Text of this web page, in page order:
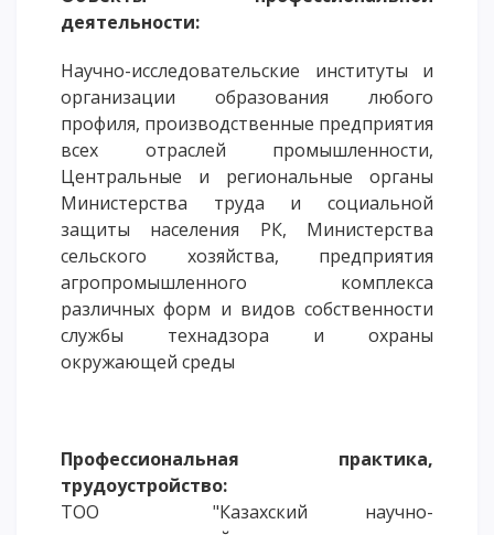
деятельности:
Научно-исследовательские институты и
организации образования любого
профиля, производственные предприятия
всех отраслей промышленности,
Центральные и региональные органы
Министерства труда и социальной
защиты населения РК, Министерства
сельского хозяйства, предприятия
агропромышленного комплекса
различных форм и видов собственности
службы технадзора и охраны
окружающей среды
Профессиональная практика,
трудоустройство:
ТОО "Казахский научно-